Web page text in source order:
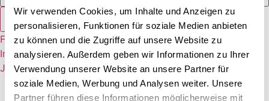
Wir verwenden Cookies, um Inhalte und Anzeigen zu
personalisieren, Funktionen für soziale Medien anbieten
zu können und die Zugriffe auf unsere Website zu
analysieren. Außerdem geben wir Informationen zu Ihrer
Verwendung unserer Website an unsere Partner für
soziale Medien, Werbung und Analysen weiter. Unsere
Partner führen diese Informationen möglicherweise mit
Anmelden
Facebook
Instagram
JOBS
Home
Unsere Events